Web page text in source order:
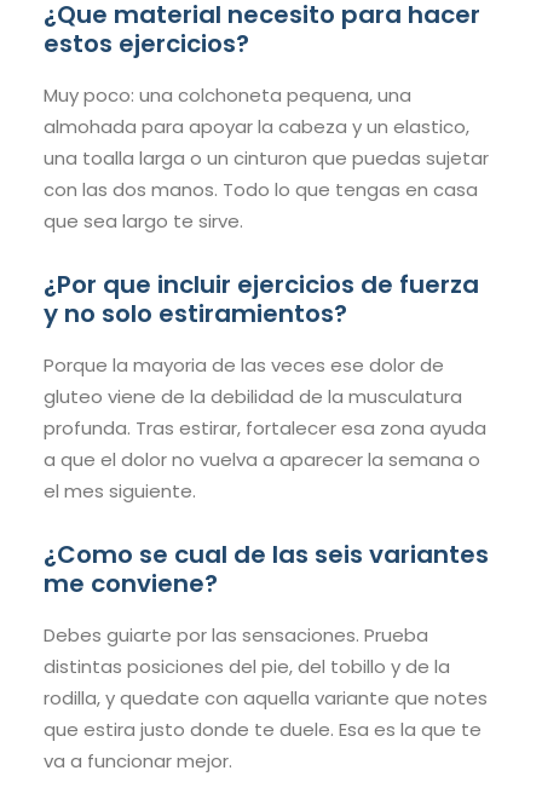
¿Que material necesito para hacer
estos ejercicios?
Muy poco: una colchoneta pequena, una
almohada para apoyar la cabeza y un elastico,
una toalla larga o un cinturon que puedas sujetar
con las dos manos. Todo lo que tengas en casa
que sea largo te sirve.
¿Por que incluir ejercicios de fuerza
y no solo estiramientos?
Porque la mayoria de las veces ese dolor de
gluteo viene de la debilidad de la musculatura
profunda. Tras estirar, fortalecer esa zona ayuda
a que el dolor no vuelva a aparecer la semana o
el mes siguiente.
¿Como se cual de las seis variantes
me conviene?
Debes guiarte por las sensaciones. Prueba
distintas posiciones del pie, del tobillo y de la
rodilla, y quedate con aquella variante que notes
que estira justo donde te duele. Esa es la que te
va a funcionar mejor.